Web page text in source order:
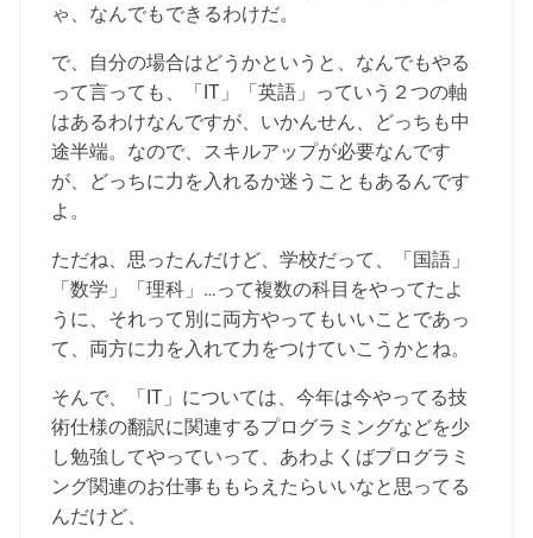
ゃ、なんでもできるわけだ。
で、自分の場合はどうかというと、なんでもやる
って言っても、「IT」「英語」っていう２つの軸
はあるわけなんですが、いかんせん、どっちも中
途半端。なので、スキルアップが必要なんです
が、どっちに力を入れるか迷うこともあるんです
よ。
ただね、思ったんだけど、学校だって、「国語」
「数学」「理科」…って複数の科目をやってたよ
うに、それって別に両方やってもいいことであっ
て、両方に力を入れて力をつけていこうかとね。
そんで、「IT」については、今年は今やってる技
術仕様の翻訳に関連するプログラミングなどを少
し勉強してやっていって、あわよくばプログラミ
ング関連のお仕事ももらえたらいいなと思ってる
んだけど、